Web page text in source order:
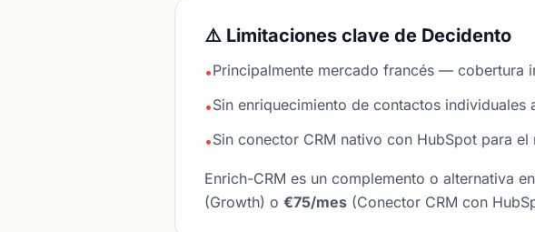
⚠️ Limitaciones clave de Decidento
•Principalmente mercado francés — cobertura
•Sin enriquecimiento de contactos individuales
•Sin conector CRM nativo con HubSpot para
Enrich-CRM es un complemento o alternativa
(Growth) o €75/mes (Conector CRM con